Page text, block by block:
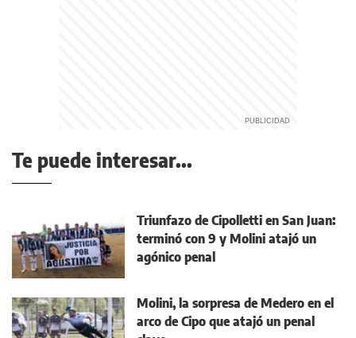
Te puede interesar...
Triunfazo de Cipolletti en San Juan:
terminó con 9 y Molini atajó un
agónico penal
Molini, la sorpresa de Medero en el
arco de Cipo que atajó un penal